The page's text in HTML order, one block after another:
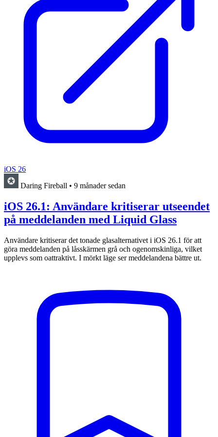
iOS 26
Daring Fireball • 9 månader sedan
iOS 26.1: Användare kritiserar utseendet
på meddelanden med Liquid Glass
Användare kritiserar det tonade glasalternativet i iOS 26.1 för att
göra meddelanden på låsskärmen grå och ogenomskinliga, vilket
upplevs som oattraktivt. I mörkt läge ser meddelandena bättre ut.